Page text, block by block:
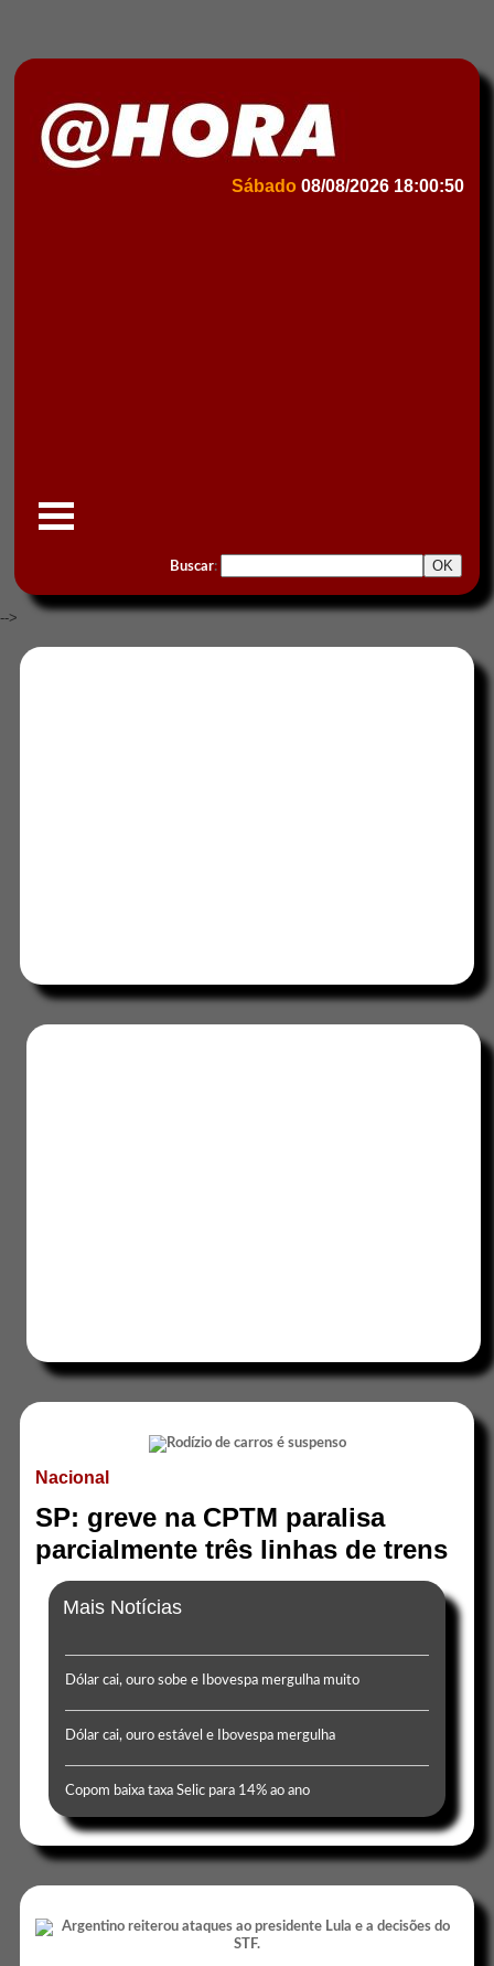
Sábado 08/08/2026 18:00:50
Buscar:
-->
Nacional
SP: greve na CPTM paralisa
parcialmente três linhas de trens
Mais Notícias
Dólar cai, ouro sobe e Ibovespa mergulha muito
Dólar cai, ouro estável e Ibovespa mergulha
Copom baixa taxa Selic para 14% ao ano